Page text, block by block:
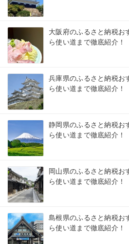
大阪府のふるさと納税お
ら使い道まで徹底紹介！
兵庫県のふるさと納税お
ら使い道まで徹底紹介！
静岡県のふるさと納税お
ら使い道まで徹底紹介！
岡山県のふるさと納税お
ら使い道まで徹底紹介！
島根県のふるさと納税お
ら使い道まで徹底紹介！